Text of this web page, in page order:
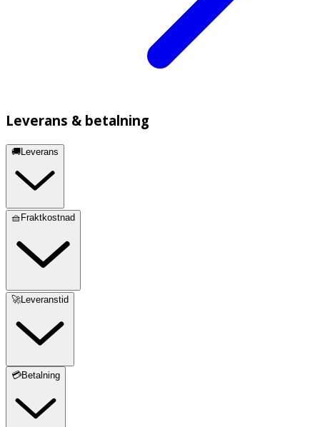
Leverans & betalning
🚚Leverans
🧺Fraktkostnad
🚀Leveranstid
💳Betalning